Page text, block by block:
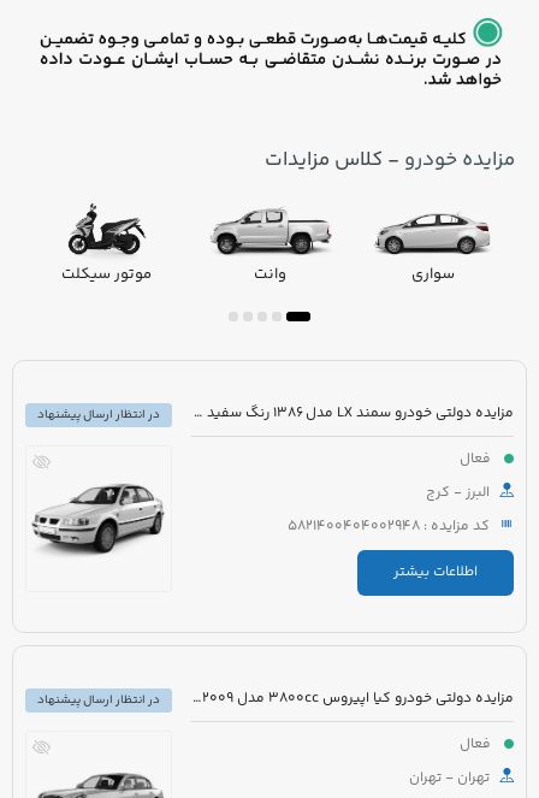
مزایده خودرو - کلاس مزایدات
سواری وانت موتور سیکلت
مزایده دولتی خودرو سمند LX مدل 1386 رنگ سفید صدفی
فعال
البرز - کرج
کد مزایده : 5821400404002948
اطلاعات بیشتر
در انتظار ارسال پیشنهاد
مزایده دولتی خودرو کیا اپیروس 3800cc مدل 2009 رنگ سفید
فعال
تهران - تهران
در انتظار ارسال پیشنهاد